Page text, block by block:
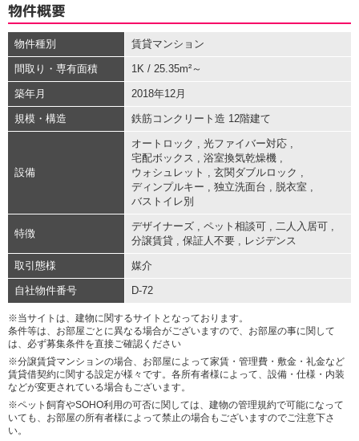
物件概要
物件種別 賃貸マンション
間取り・専有面積 1K / 25.35m²～
築年月 2018年12月
規模・構造 鉄筋コンクリート造 12階建て
設備
オートロック , 光ファイバー対応 ,
宅配ボックス , 浴室換気乾燥機 ,
ウォシュレット , 玄関ダブルロック ,
ディンプルキー , 独立洗面台 , 脱衣室 ,
バストイレ別
特徴
デザイナーズ , ペット相談可 , 二人入居可 ,
分譲賃貸 , 保証人不要 , レジデンス
取引態様 媒介
自社物件番号 D-72
※当サイトは、建物に関するサイトとなっております。
条件等は、お部屋ごとに異なる場合がございますので、お部屋の事に関して
は、必ず募集条件を直接ご確認ください
※分譲賃貸マンションの場合、お部屋によって家賃・管理費・敷金・礼金など
賃貸借契約に関する設定が様々です。各所有者様によって、設備・仕様・内装
などが変更されている場合もございます。
※ペット飼育やSOHO利用の可否に関しては、建物の管理規約で可能になって
いても、お部屋の所有者様によって禁止の場合もございますのでご注意下さ
い。